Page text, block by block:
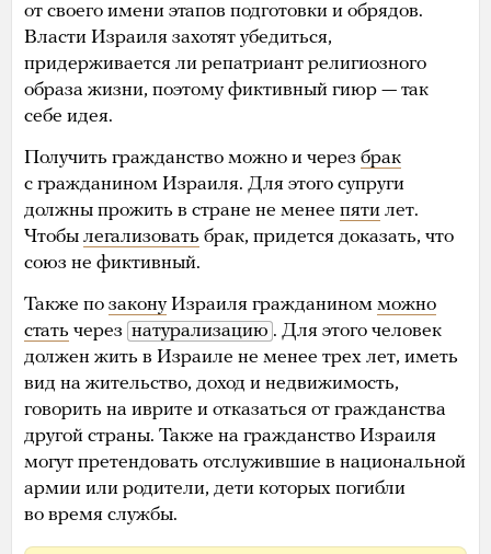
от своего имени этапов подготовки и обрядов.
Власти Израиля захотят убедиться,
придерживается ли репатриант религиозного
образа жизни, поэтому фиктивный гиюр — так
себе идея.
Получить гражданство можно и через брак
с гражданином Израиля. Для этого супруги
должны прожить в стране не менее пяти лет.
Чтобы легализовать брак, придется доказать, что
союз не фиктивный.
Также по законуИзраиля гражданином можно
стать через натурализацию . Для этого человек
должен жить в Израиле не менее трех лет, иметь
вид на жительство, доход и недвижимость,
говорить на иврите и отказаться от гражданства
другой страны. Также на гражданство Израиля
могут претендовать отслужившие в национальной
армии или родители, дети которых погибли
во время службы.